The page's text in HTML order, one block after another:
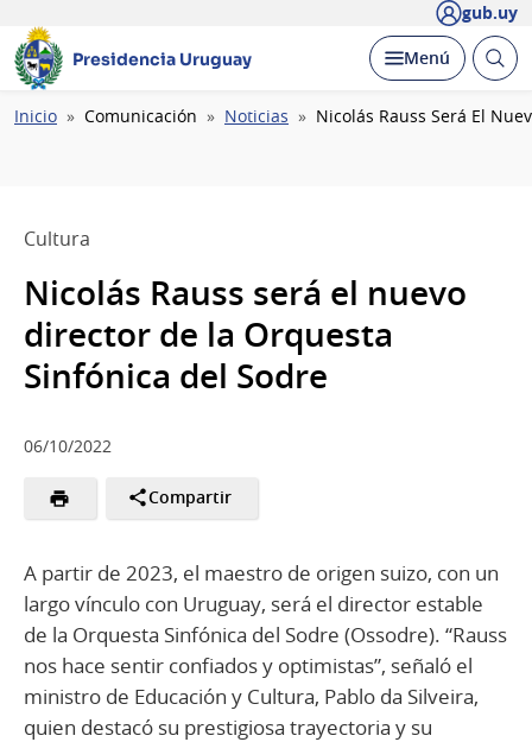
gub.uy
Presidencia Uruguay Desplegar
Menú Abrir
Ruta
Inicio Comunicación Noticias Nicolás Rauss Será El
Cultura
Nicolás Rauss será el nuevo
director de la Orquesta
Sinfónica del Sodre
06/10/2022
Compartir
A partir de 2023, el maestro de origen suizo, con un
largo vínculo con Uruguay, será el director estable
de la Orquesta Sinfónica del Sodre (Ossodre). “Rauss
nos hace sentir confiados y optimistas”, señaló el
ministro de Educación y Cultura, Pablo da Silveira,
quien destacó su prestigiosa trayectoria y su